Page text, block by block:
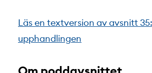
Läs en textversion av avsnitt
upphandlingen